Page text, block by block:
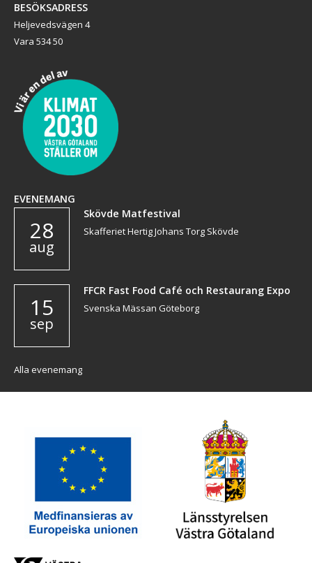
BESÖKSADRESS
Heljevedsvägen 4
Vara 534 50
EVENEMANG
28
aug
Skövde Matfestival
Skafferiet Hertig Johans Torg Skövde
15
sep
FFCR Fast Food Café och Restaurang Expo
Svenska Mässan Göteborg
Alla evenemang